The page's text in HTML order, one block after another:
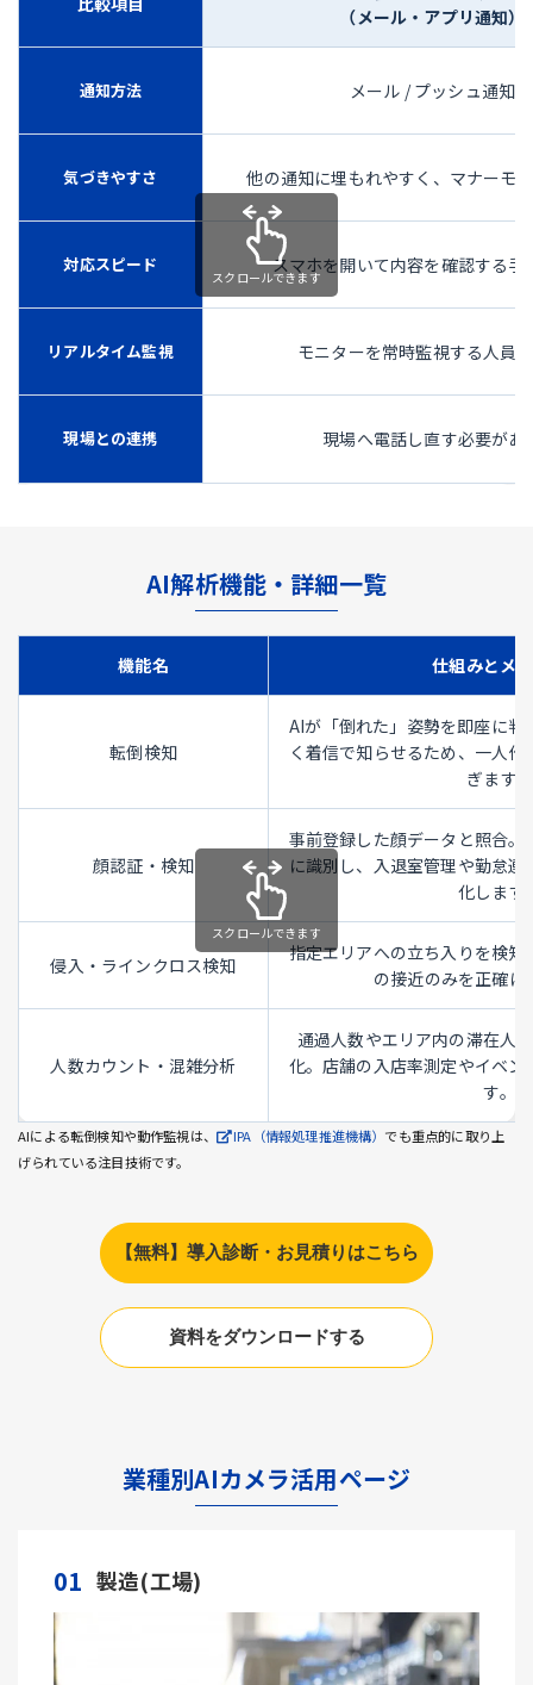
（メール・アプリ通知）
通知方法 メール / プッシュ通知
気づきやすさ 他の通知に埋もれやすく、マナーモ
対応スピード スマホを開いて内容を確認する手
リアルタイム監視 モニターを常時監視する人員
現場との連携 現場へ電話し直す必要があ
AI解析機能・詳細一覧
機能名 仕組みとメ
転倒検知
AIが「倒れた」姿勢を即座に判
く着信で知らせるため、一人
ぎます。
顔認証・検知
事前登録した顔データと照合
に識別し、入退室管理や勤怠
化します
侵入・ラインクロス検知
指定エリアへの立ち入りを検
の接近のみを正確に
人数カウント・混雑分析
通過人数やエリア内の滞在人
化。店舗の入店率測定やイベ
す。
AIによる転倒検知や動作監視は、 IPA（情報処理推進機構） でも重点的に取り上
げられている注目技術です。
【無料】導入診断・お見積りはこちら
資料をダウンロードする
業種別AIカメラ活用ページ
01 製造(工場)